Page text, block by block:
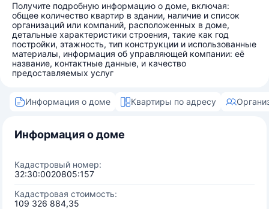
Получите подробную информацию о доме, включая:
общее количество квартир в здании, наличие и список
организаций или компаний, расположенных в доме,
детальные характеристики строения, такие как год
постройки, этажность, тип конструкции и использованные
материалы, информация об управляющей компании: её
название, контактные данные, и качество
предоставляемых услуг
Информация о доме Квартиры по адресу
Информация о доме
Кадастровый номер:
32:30:0020805:157
Кадастровая стоимость:
109 326 884,35